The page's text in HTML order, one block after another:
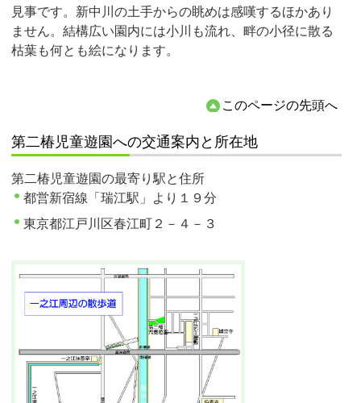
見事です。新中川の土手からの眺めは感嘆するほかあり
ません。結構広い園内には小川も流れ、畔の小径に散る
枯葉も何とも絵になります。
このページの先頭へ
第二椿児童遊園への交通案内と所在地
第二椿児童遊園の最寄り駅と住所
都営新宿線「瑞江駅」より１９分
東京都江戸川区春江町２－４－３